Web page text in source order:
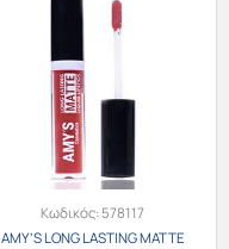
Κωδικός:578117
AMY’S LONG LASTING MATTE